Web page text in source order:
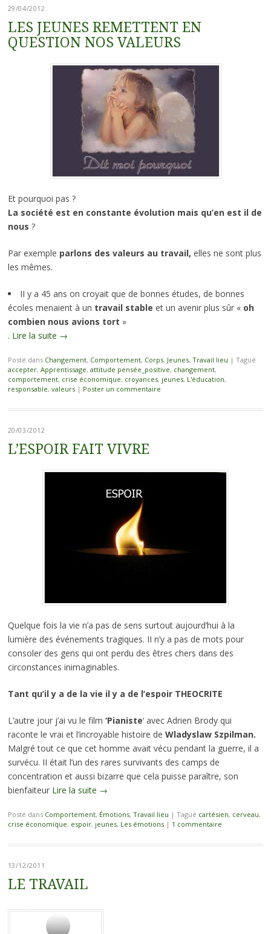
29/04/2012
LES JEUNES REMETTENT EN
QUESTION NOS VALEURS
Et pourquoi pas ?
La société est en constante évolution mais qu’en est il de
nous ?
Par exemple parlons des valeurs au travail, elles ne sont plus
les mêmes.
II y a 45 ans on croyait que de bonnes études, de bonnes
écoles menaient à un travail stable et un avenir plus sûr «oh
combien nous avions tort »
. Lire la suite →
Posté dans Changement, Comportement, Corps, Jeunes, Travail lieu | Tagué
accepter, Apprentissage, attitude pensée_positive, changement,
comportement, crise économique, croyances, jeunes, L'éducation,
responsable, valeurs | Poster un commentaire
20/03/2012
L’ESPOIR FAIT VIVRE
Quelque fois la vie n’a pas de sens surtout aujourd’hui à la
lumière des événements tragiques. II n’y a pas de mots pour
consoler des gens qui ont perdu des êtres chers dans des
circonstances inimaginables.
Tant qu’il y a de la vie il y a de l’espoir THEOCRITE
L’autre jour j’ai vu le film ‘Pianiste‘ avec Adrien Brody qui
raconte le vrai et l’incroyable histoire de Wladyslaw Szpilman.
Malgré tout ce que cet homme avait vécu pendant la guerre, il a
survécu. II était l’un des rares survivants des camps de
concentration et aussi bizarre que cela puisse paraître, son
bienfaiteur Lire la suite →
Posté dans Comportement, Émotions, Travail lieu | Tagué cartésien, cerveau,
crise économique, espoir, jeunes, Les émotions | 1 commentaire
13/12/2011
LE TRAVAIL